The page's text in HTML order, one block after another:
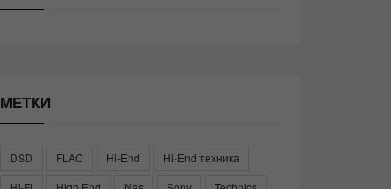
МЕТКИ
DSD FLAC Hi-End
Hi-End техника